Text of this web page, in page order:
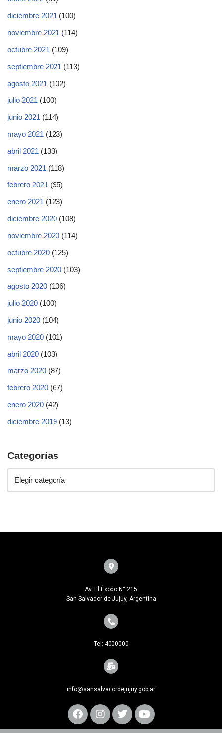
diciembre 2021 (100)
noviembre 2021 (114)
octubre 2021 (109)
septiembre 2021 (113)
agosto 2021 (102)
julio 2021 (100)
junio 2021 (114)
mayo 2021 (123)
abril 2021 (133)
marzo 2021 (118)
febrero 2021 (95)
enero 2021 (123)
diciembre 2020 (108)
noviembre 2020 (114)
octubre 2020 (125)
septiembre 2020 (103)
agosto 2020 (106)
julio 2020 (100)
junio 2020 (104)
mayo 2020 (101)
abril 2020 (103)
marzo 2020 (87)
febrero 2020 (67)
enero 2020 (42)
diciembre 2019 (13)
Categorías
Av. El Éxodo N° 215
San Salvador de Jujuy, Argentina
Tel: 4000000
info@sansalvadordejujuy.gob.ar